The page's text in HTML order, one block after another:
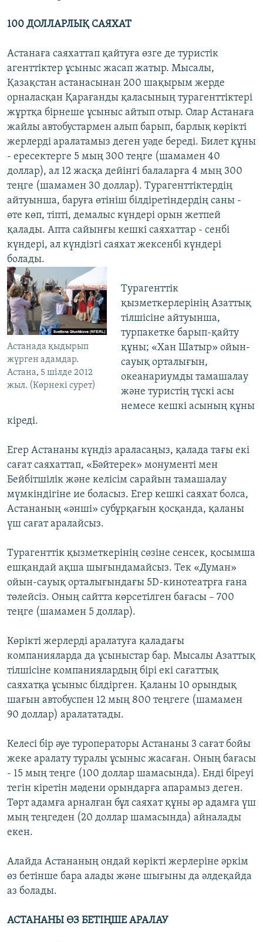
100 ДОЛЛАРЛЫҚ САЯХАТ
Астанаға саяхаттап қайтуға өзге де туристік
агенттіктер ұсыныс жасап жатыр. Мысалы,
Қазақстан астанасынан 200 шақырым жерде
орналасқан Қарағанды қаласының турагенттіктері
жұртқа бірнеше ұсыныс айтып отыр. Олар Астанаға
жайлы автобустармен алып барып, барлық көрікті
жерлерді аралатамыз деген уәде береді. Билет құны
- ересектерге 5 мың 300 теңге (шамамен 40
доллар), ал 12 жасқа дейінгі балаларға 4 мың 300
теңге (шамамен 30 доллар). Турагенттіктердің
айтуынша, баруға өтініш білдіретіндердің саны -
өте көп, тіпті, демалыс күндері орын жетпей
қалады. Апта сайынғы кешкі саяхаттар - сенбі
күндері, ал күндізгі саяхат жексенбі күндері
болады.
Астанада қыдырып
жүрген адамдар.
Астана, 5 шілде 2012
жыл. (Көрнекі сурет)
Турагенттік
қызметкерлерінің Азаттық
тілшісіне айтуынша,
турпакетке барып-қайту
құны; «Хан Шатыр» ойын-
сауық орталығын,
океанариумды тамашалау
және туристің түскі асы
немесе кешкі асының құны
кіреді.
Егер Астананы күндіз араласаңыз, қалада тағы екі
сағат саяхаттап, «Бәйтерек» монументі мен
Бейбітшілік және келісім сарайын тамашалау
мүмкіндігіне ие боласыз. Егер кешкі саяхат болса,
Астананың «әнші» субұрқағын қосқанда, қаланы
үш сағат аралайсыз.
Турагенттік қызметкерінің сөзіне сенсек, қосымша
ешқандай ақша шығындамайсыз. Тек «Думан»
ойын-сауық орталығындағы 5D-кинотеатрға ғана
төлейсіз. Оның сайтта көрсетілген бағасы – 700
теңге (шамамен 5 доллар).
Көрікті жерлерді аралатуға қаладағы
компанияларда да ұсыныстар бар. Мысалы Азаттық
тілшісіне компаниялардың бірі екі сағаттық
саяхатқа ұсыныс білдірген. Қаланы 10 орындық
шағын автобуспен 12 мың 800 теңгеге (шамамен
90 доллар) аралататады.
Келесі бір әуе туроператоры Астананы 3 сағат бойы
жеке аралату туралы ұсыныс жасаған. Оның бағасы
- 15 мың теңге (100 доллар шамасында). Енді біреуі
тегін кіретін мәдени орындарға апарамыз деген.
Төрт адамға арналған бұл саяхат құны әр адамға үш
мың теңгеден (20 доллар шамасында) айналады
екен.
Алайда Астананың ондай көрікті жерлеріне әркім
өз бетінше бара алады және шығыны да әлдеқайда
аз болады.
АСТАНАНЫ ӨЗ БЕТІҢШЕ АРАЛАУ